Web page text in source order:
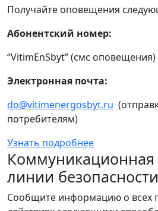
Получайте оповещения
Абонентский номер:
“VitimEnSbyt” (смс оповещения)
Электронная почта:
do@vitimenergosbyt.ru
потребителям)
Узнать подробнее
Коммуникационная
линии безопасности
Сообщите информацию о всех